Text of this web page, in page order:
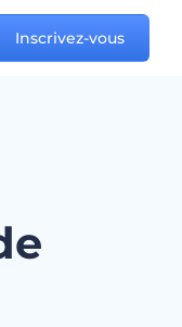
Inscrivez-vous